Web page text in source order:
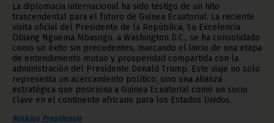
La diplomacia internacional ha sido testigo de un hito
trascendental para el futuro de Guinea Ecuatorial. La reciente
visita oficial del Presidente de la República, Su Excelencia
Obiang Nguema Mbasogo, a Washington D.C., se ha consolidado
como un éxito sin precedentes, marcando el inicio de una etapa
de entendimiento mutuo y prosperidad compartida con la
administración del Presidente Donald Trump. Este viaje no solo
representa un acercamiento político, sino una alianza
estratégica que posiciona a Guinea Ecuatorial como un socio
clave en el continente africano para los Estados Unidos.
Noticias Presidencia